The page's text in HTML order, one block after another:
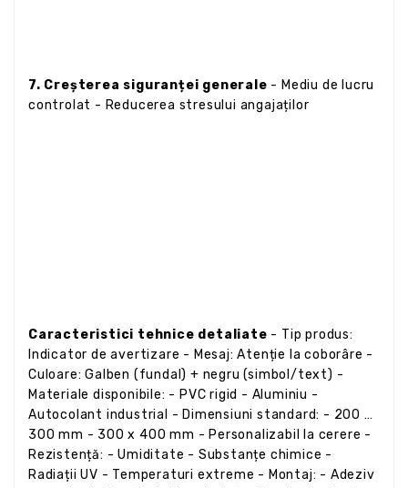
7. Creșterea siguranței generale - Mediu de lucru
controlat - Reducerea stresului angajaților
Caracteristici tehnice detaliate - Tip produs:
Indicator de avertizare - Mesaj: Atenție la coborâre -
Culoare: Galben (fundal) + negru (simbol/text) -
Materiale disponibile: - PVC rigid - Aluminiu -
Autocolant industrial - Dimensiuni standard: - 200 x
300 mm - 300 x 400 mm - Personalizabil la cerere -
Rezistență: - Umiditate - Substanțe chimice -
Radiații UV - Temperaturi extreme - Montaj: - Adeziv